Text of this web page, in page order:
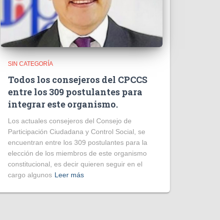
SIN CATEGORÍA
Todos los consejeros del CPCCS
entre los 309 postulantes para
integrar este organismo.
Los actuales consejeros del Consejo de
Participación Ciudadana y Control Social, se
encuentran entre los 309 postulantes para la
elección de los miembros de este organismo
constitucional, es decir quieren seguir en el
cargo algunos Leer más